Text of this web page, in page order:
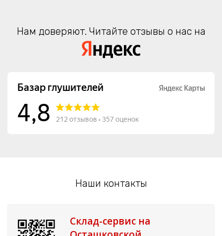
Нам доверяют. Читайте отзывы о нас на
Наши контакты
Склад-сервис на